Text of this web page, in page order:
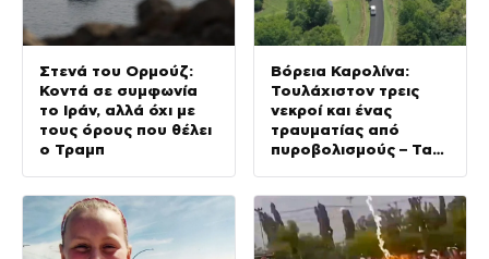
Στενά του Ορμούζ:
Κοντά σε συμφωνία
το Ιράν, αλλά όχι με
τους όρους που θέλει
ο Τραμπ
Βόρεια Καρολίνα:
Τουλάχιστον τρεις
νεκροί και ένας
τραυματίας από
πυροβολισμούς – Τα